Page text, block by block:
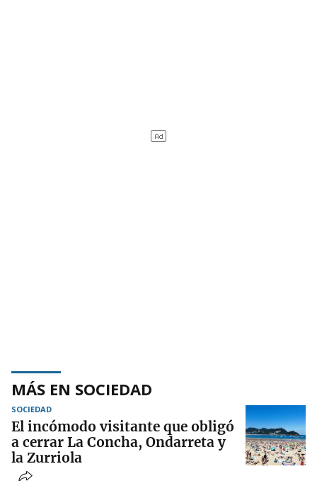
MÁS EN SOCIEDAD
SOCIEDAD
El incómodo visitante que obligó
a cerrar La Concha, Ondarreta y
la Zurriola